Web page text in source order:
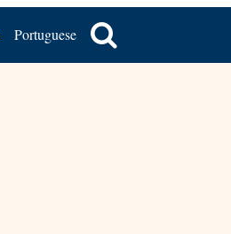
Portuguese